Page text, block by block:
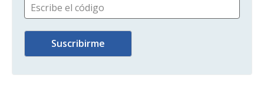
Escribe el código